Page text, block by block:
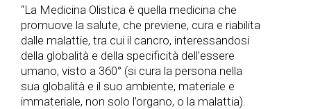
“La Medicina Olistica è quella medicina che
promuove la salute, che previene, cura e riabilita
dalle malattie, tra cui il cancro, interessandosi
della globalità e della specificità dell’essere
umano, visto a 360° (si cura la persona nella
sua globalità e il suo ambiente, materiale e
immateriale, non solo l’organo, o la malattia).